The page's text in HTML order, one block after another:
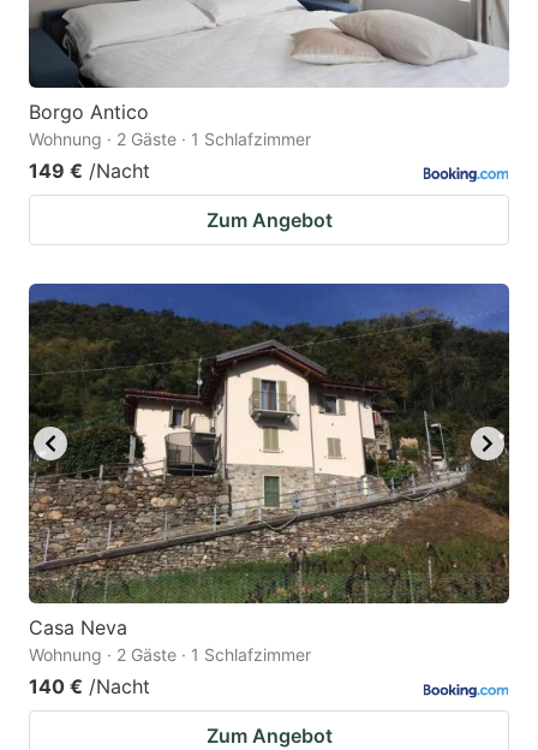
Borgo Antico
Wohnung · 2 Gäste · 1 Schlafzimmer
149 € /Nacht
Zum Angebot
Casa Neva
Wohnung · 2 Gäste · 1 Schlafzimmer
140 € /Nacht
Zum Angebot